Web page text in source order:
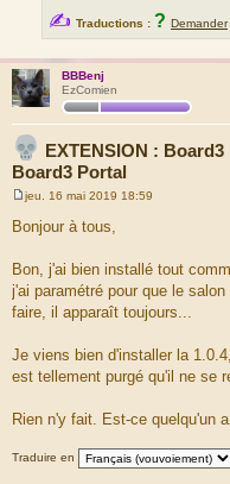
✍ Traductions : ? Demander
BBBenj
EzComien
EXTENSION :
Board3 Portal
M
s
g
e
jeu. 16 mai 2019 18:59
Bonjour à tous,
Bon, j'ai bien installé tout
j'ai paramétré pour que le
faire, il apparaît toujours...
Je viens bien d'installer la
est tellement purgé qu'il ne se
Rien n'y fait. Est-ce quelqu'un
Traduire en